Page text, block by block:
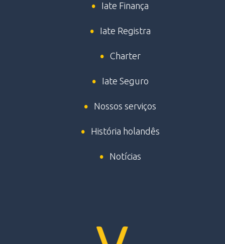
Iate Finança
Iate Registra
Charter
Iate Seguro
Nossos serviços
História holandês
Notícias